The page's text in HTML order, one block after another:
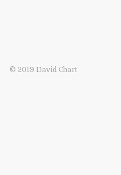
© 2019 David Chart